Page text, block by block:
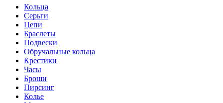
Кольца
Серьги
Цепи
Браслеты
Подвески
Обручальные кольца
Крестики
Часы
Броши
Пирсинг
Колье